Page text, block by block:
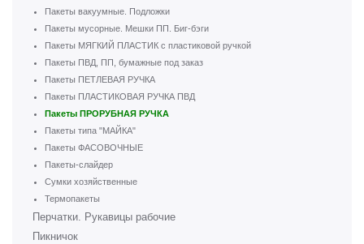
Пакеты вакуумные. Подложки
Пакеты мусорные. Мешки ПП. Биг-бэги
Пакеты МЯГКИЙ ПЛАСТИК с пластиковой ручкой
Пакеты ПВД, ПП, бумажные под заказ
Пакеты ПЕТЛЕВАЯ РУЧКА
Пакеты ПЛАСТИКОВАЯ РУЧКА ПВД
Пакеты ПРОРУБНАЯ РУЧКА
Пакеты типа "МАЙКА"
Пакеты ФАСОВОЧНЫЕ
Пакеты-слайдер
Сумки хозяйственные
Термопакеты
Перчатки. Рукавицы рабочие
Пикничок